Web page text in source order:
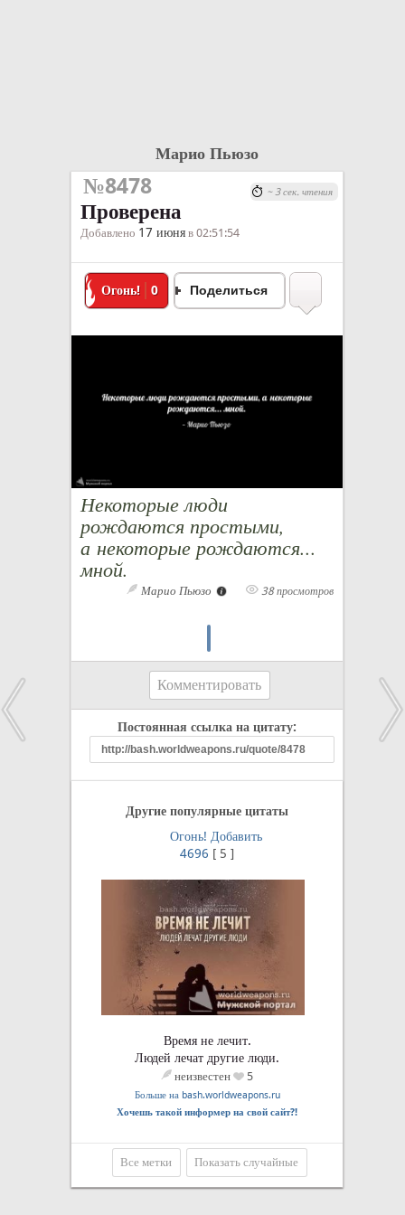
Марио Пьюзо
№8478
Проверена
Добавлено 17 июня в 02:51:54
Огонь! 0 Поделиться
Некоторые люди
рождаются простыми,
а некоторые рождаются...
мной.
Марио Пьюзо 38 просмотров
~ 3 сек. чтения
Комментировать
Постоянная ссылка на цитату:
Другие популярные цитаты
Огонь! Добавить
4696 [ 5 ]
Время не лечит.
Людей лечат другие люди.
неизвестен 5
Больше на bash.worldweapons.ru
Хочешь такой информер на свой сайт?!
Все метки Показать случайные